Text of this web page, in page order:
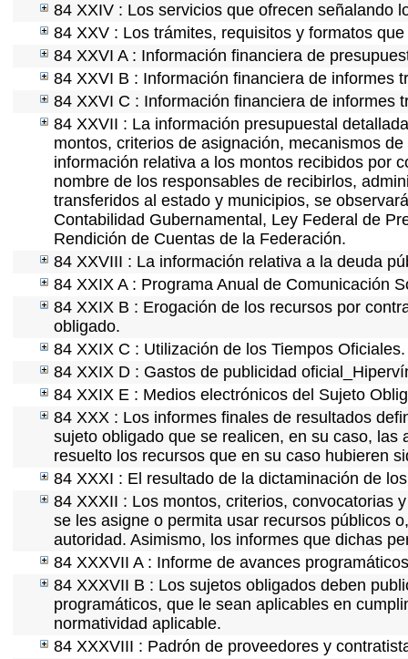
84 XXIV : Los servicios que ofrecen señalando
84 XXV : Los trámites, requisitos y formatos
84 XXVI A : Información financiera de
84 XXVI B : Información financiera de informes
84 XXVI C : Información financiera de informes
84 XXVII : La información presupuestal
montos, criterios de asignación, mecanismos
información relativa a los montos recibidos por
nombre de los responsables de recibirlos,
transferidos al estado y municipios, se
Contabilidad Gubernamental, Ley Federal de
Rendición de Cuentas de la Federación.
84 XXVIII : La información relativa a la deuda
84 XXIX A : Programa Anual de Comunicación
84 XXIX B : Erogación de los recursos por
obligado.
84 XXIX C : Utilización de los Tiempos Oficiales.
84 XXIX D : Gastos de publicidad
84 XXIX E : Medios electrónicos del Sujeto
84 XXX : Los informes finales de resultados
sujeto obligado que se realicen, en su caso,
resuelto los recursos que en su caso hubieren
84 XXXI : El resultado de la dictaminación de
84 XXXII : Los montos, criterios, convocatorias
se les asigne o permita usar recursos públicos
autoridad. Asimismo, los informes que dichas
84 XXXVII A : Informe de avances
84 XXXVII B : Los sujetos obligados deben
programáticos, que le sean aplicables en
normatividad aplicable.
84 XXXVIII : Padrón de proveedores y